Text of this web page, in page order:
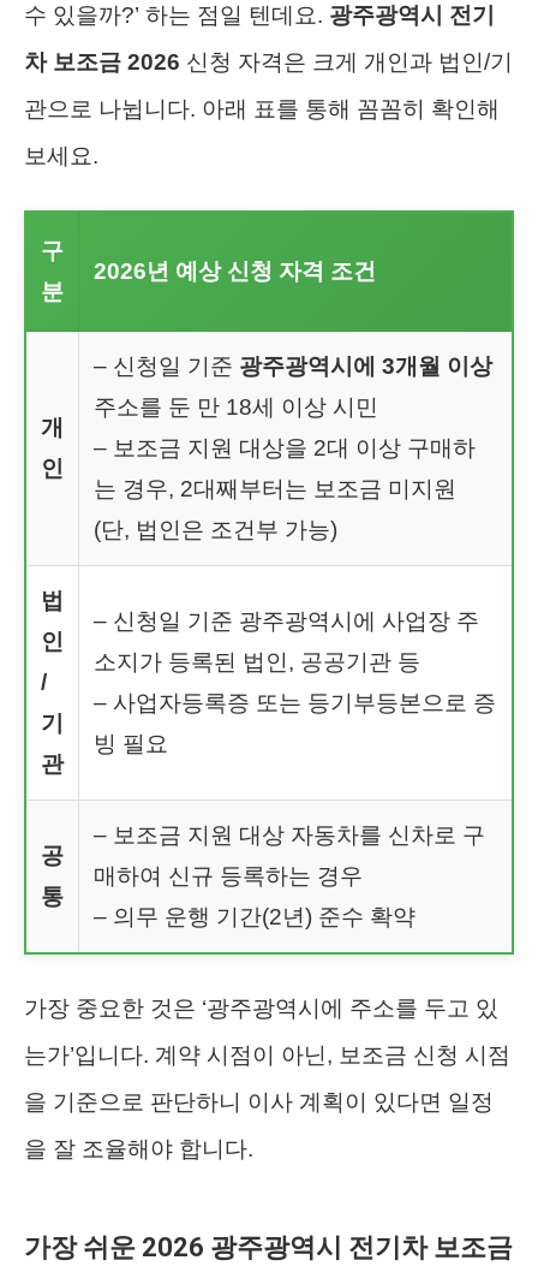
수 있을까?’ 하는 점일 텐데요. 광주광역시 전기
차 보조금 2026 신청 자격은 크게 개인과 법인/기
관으로 나뉩니다. 아래 표를 통해 꼼꼼히 확인해
보세요.
구
분
2026년 예상 신청 자격 조건
개
인
– 신청일 기준 광주광역시에 3개월 이상
주소를 둔 만 18세 이상 시민
– 보조금 지원 대상을 2대 이상 구매하
는 경우, 2대째부터는 보조금 미지원
(단, 법인은 조건부 가능)
법
인
/
기
관
– 신청일 기준 광주광역시에 사업장 주
소지가 등록된 법인, 공공기관 등
– 사업자등록증 또는 등기부등본으로 증
빙 필요
공
통
– 보조금 지원 대상 자동차를 신차로 구
매하여 신규 등록하는 경우
– 의무 운행 기간(2년) 준수 확약
가장 중요한 것은 ‘광주광역시에 주소를 두고 있
는가’입니다. 계약 시점이 아닌, 보조금 신청 시점
을 기준으로 판단하니 이사 계획이 있다면 일정
을 잘 조율해야 합니다.
가장 쉬운 2026 광주광역시 전기차 보조금